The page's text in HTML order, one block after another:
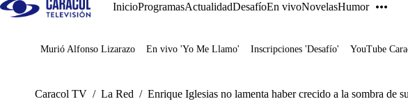
InicioProgramasActualidadDesafíoEn vivoNovelasHumor
Juegos
Murió Alfonso Lizarazo En vivo 'Yo Me Llamo' Inscripciones 'Desafío' YouTube
Caracol TV / La Red / Enrique Iglesias no lamenta haber crecido a la sombra de